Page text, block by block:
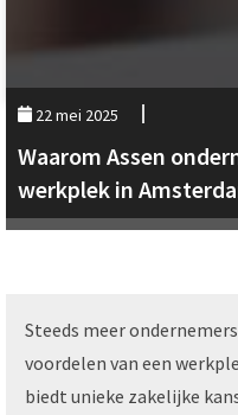
22 mei 2025
Waarom Assen
werkplek in
Steeds meer
voordelen van een
biedt unieke zakelijke